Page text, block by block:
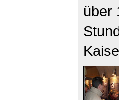
über